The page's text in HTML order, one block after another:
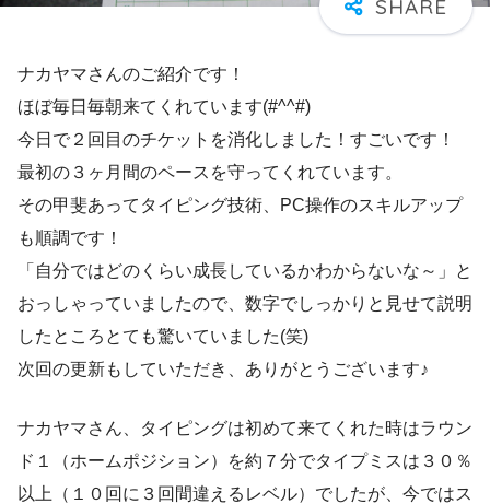
ナカヤマさんのご紹介です！
ほぼ毎日毎朝来てくれています(#^^#)
今日で２回目のチケットを消化しました！すごいです！
最初の３ヶ月間のペースを守ってくれています。
その甲斐あってタイピング技術、PC操作のスキルアップ
も順調です！
「自分ではどのくらい成長しているかわからないな～」と
おっしゃっていましたので、数字でしっかりと見せて説明
したところとても驚いていました(笑)
次回の更新もしていただき、ありがとうございます♪
ナカヤマさん、タイピングは初めて来てくれた時はラウン
ド１（ホームポジション）を約７分でタイプミスは３０％
以上（１０回に３回間違えるレベル）でしたが、今ではス